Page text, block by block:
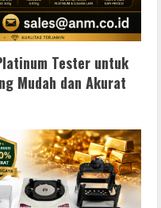
Tester untuk
Mudah dan Akurat